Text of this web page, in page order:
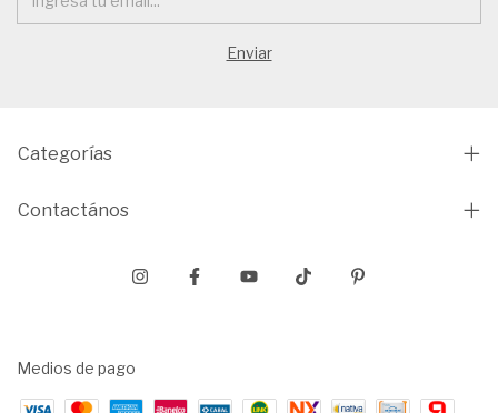
Categorías
Contactános
Medios de pago